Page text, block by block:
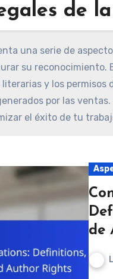
de
una serie de
su
y los
por las
el éxito de tu
de